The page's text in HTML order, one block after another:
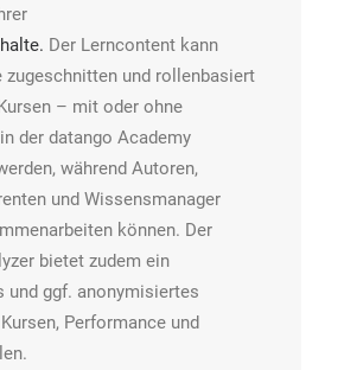
Der Lerncontent kann
zugeschnitten und rollenbasiert
– mit oder ohne
der datango Academy
während Autoren,
und Wissensmanager
können. Der
bietet zudem ein
und ggf. anonymisiertes
Performance und